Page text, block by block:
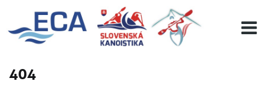
404
EURO 19
INFO